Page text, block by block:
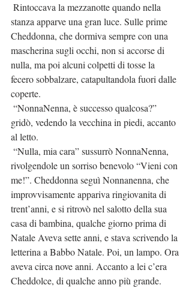
stanza apparve una gran luce. Sulle prime
Cheddonna, che dormiva sempre con una
mascherina sugli occhi, non si accorse di
nulla, ma poi alcuni colpetti di tosse la
fecero sobbalzare, catapultandola fuori dalle
coperte.
gridò, vedendo la vecchina in piedi, accanto
al letto.
rivolgendole un sorriso benevolo “Vieni con
me!”. Cheddonna seguì Nonnanenna, che
improvvisamente appariva ringiovanita di
trent’anni, e si ritrovò nel salotto della sua
casa di bambina, qualche giorno prima di
Natale Aveva sette anni, e stava scrivendo la
letterina a Babbo Natale. Poi, un lampo. Ora
aveva circa nove anni. Accanto a lei c’era
Cheddolce, di qualche anno più grande.